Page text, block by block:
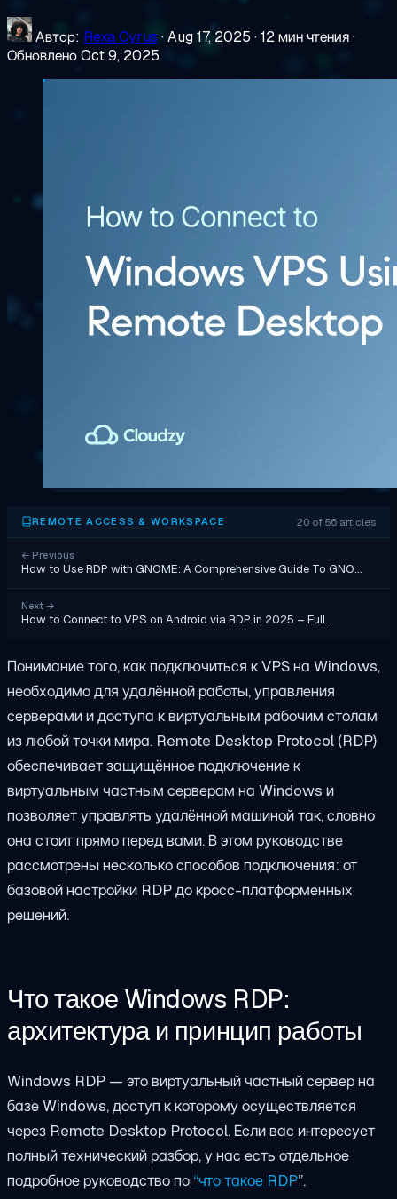
Автор: Rexa Cyrus ·Aug 17, 2025 ·12 мин чтения·
Обновлено Oct 9, 2025
REMOTE ACCESS & WORKSPACE 20 of 56 articles
← Previous
How to Use RDP with GNOME: A Comprehensive Guide To GNO…
Next →
How to Connect to VPS on Android via RDP in 2025 – Full…
Понимание того, как подключиться к VPS на Windows,
необходимо для удалённой работы, управления
серверами и доступа к виртуальным рабочим столам
из любой точки мира. Remote Desktop Protocol (RDP)
обеспечивает защищённое подключение к
виртуальным частным серверам на Windows и
позволяет управлять удалённой машиной так, словно
она стоит прямо перед вами. В этом руководстве
рассмотрены несколько способов подключения: от
базовой настройки RDP до кросс-платформенных
решений.
Что такое Windows RDP:
архитектура и принцип работы
Windows RDP — это виртуальный частный сервер на
базе Windows, доступ к которому осуществляется
через Remote Desktop Protocol. Если вас интересует
полный технический разбор, у нас есть отдельное
подробное руководство по “что такое RDP”.